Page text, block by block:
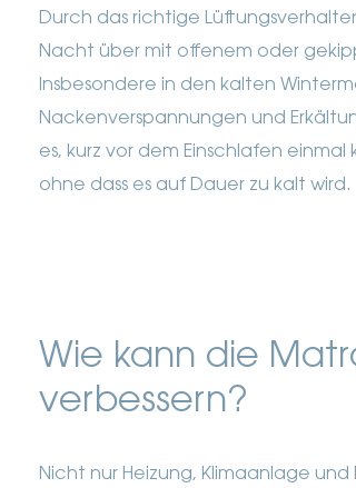
Durch das richtige
Nacht über mit offenem oder
Insbesondere in den kalten
Nackenverspannungen und
es, kurz vor dem Einschlafen
ohne dass es auf Dauer zu kalt wird.
Wie kann die
verbessern?
Nicht nur Heizung, Klimaanlage